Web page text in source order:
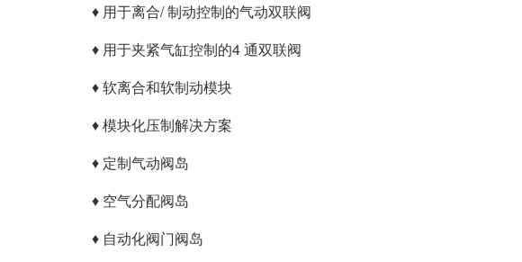
♦ 用于离合/ 制动控制的气动双联阀
♦ 用于夹紧气缸控制的4 通双联阀
♦ 软离合和软制动模块
♦ 模块化压制解决方案
♦ 定制气动阀岛
♦ 空气分配阀岛
♦ 自动化阀门阀岛